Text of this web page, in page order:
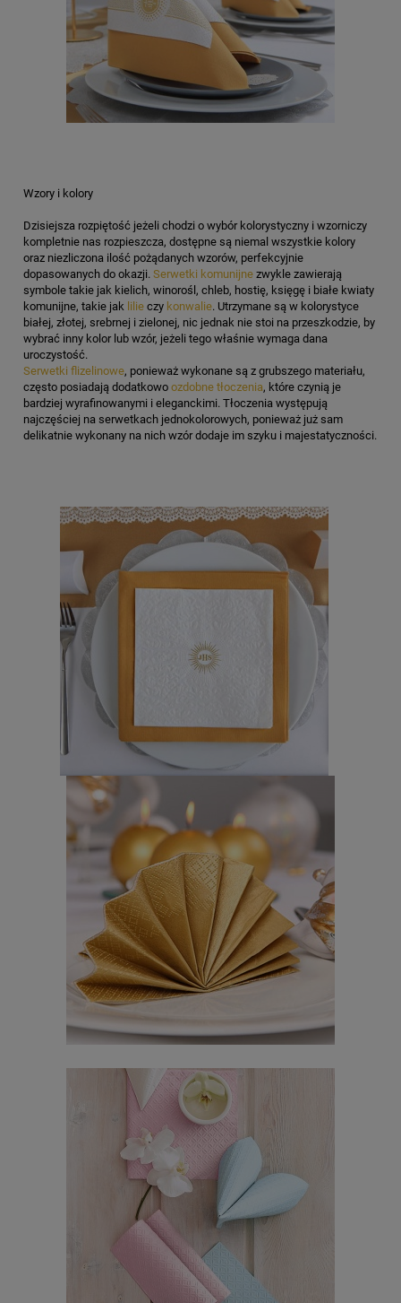
Wzory i kolory
Dzisiejsza rozpiętość jeżeli chodzi o wybór kolorystyczny i wzorniczy
kompletnie nas rozpieszcza, dostępne są niemal wszystkie kolory
oraz niezliczona ilość pożądanych wzorów, perfekcyjnie
dopasowanych do okazji. Serwetki komunijne zwykle zawierają
symbole takie jak kielich, winorośl, chleb, hostię, księgę i białe kwiaty
komunijne, takie jak lilie czy konwalie. Utrzymane są w kolorystyce
białej, złotej, srebrnej i zielonej, nic jednak nie stoi na przeszkodzie, by
wybrać inny kolor lub wzór, jeżeli tego właśnie wymaga dana
uroczystość.
Serwetki flizelinowe, ponieważ wykonane są z grubszego materiału,
często posiadają dodatkowo ozdobne tłoczenia, które czynią je
bardziej wyrafinowanymi i eleganckimi. Tłoczenia występują
najczęściej na serwetkach jednokolorowych, ponieważ już sam
delikatnie wykonany na nich wzór dodaje im szyku i majestatyczności.